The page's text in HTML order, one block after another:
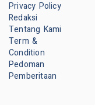
Privacy Policy
Redaksi
Tentang Kami
Term &
Condition
Pedoman
Pemberitaan